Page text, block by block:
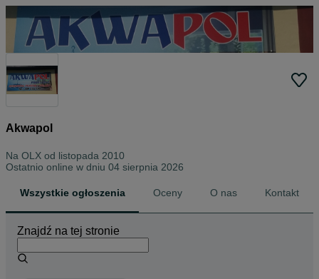
Akwapol
Na OLX od listopada 2010
Ostatnio online w dniu 04 sierpnia 2026
Wszystkie ogłoszenia Oceny O nas Kontakt
Znajdź na tej stronie